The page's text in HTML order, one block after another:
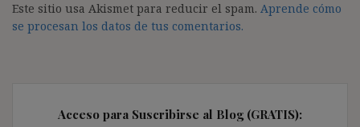
Este sitio usa Akismet para reducir el spam. Aprende cómo
se procesan los datos de tus comentarios.
Acceso para Suscribirse al Blog (GRATIS):